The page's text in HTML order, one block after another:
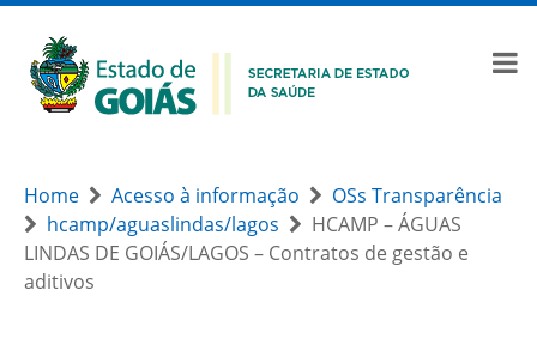
Home Acesso à informação
OSs Transparência
hcamp/aguaslindas/lagos
HCAMP – ÁGUAS
LINDAS DE GOIÁS/LAGOS – Contratos de gestão e
aditivos